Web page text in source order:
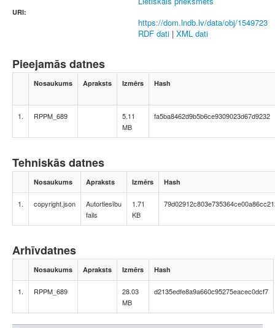
URI:
https://dom.lndb.lv/data/obj/1549723
RDF dati | XML dati
Pieejamās datnes
Nosaukums Apraksts Izmērs Hash
1. RPPM_689
5.11
MB
fa5ba8462d9b5b6ce9309023d67d9232
Tehniskās datnes
Nosaukums Apraksts Izmērs Hash
1. copyright.json
Autortiesību
fails
1.71
KB
Arhīvdatnes
Nosaukums Apraksts Izmērs Hash
1. RPPM_689
28.03
MB
d2135edfe8a9a660c95275eacec0dcf7